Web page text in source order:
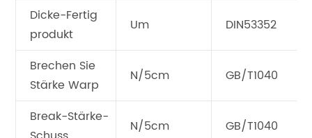
Dicke-Fertig
produkt
Um DIN53352
Brechen Sie
Stärke Warp
N/5cm GB/T1040
Break-Stärke-
N/5cm GB/T1040